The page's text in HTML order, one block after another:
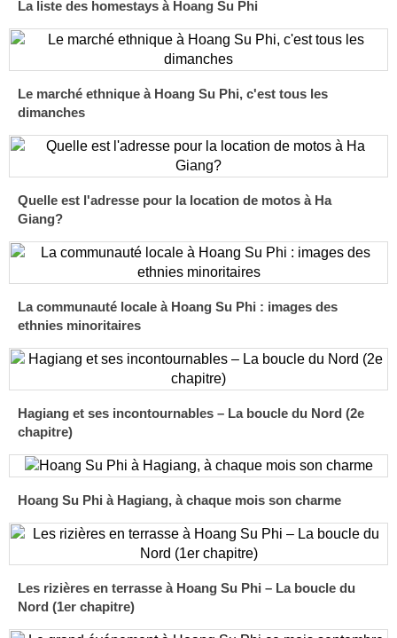
La liste des homestays à Hoang Su Phi
Le marché ethnique à Hoang Su Phi, c'est tous les
dimanches
Quelle est l'adresse pour la location de motos à Ha
Giang?
La communauté locale à Hoang Su Phi : images des
ethnies minoritaires
Hagiang et ses incontournables – La boucle du Nord (2e
chapitre)
Hoang Su Phi à Hagiang, à chaque mois son charme
Les rizières en terrasse à Hoang Su Phi – La boucle du
Nord (1er chapitre)